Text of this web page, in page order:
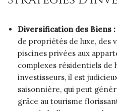
Diversification des Biens :
de propriétés de luxe, des
piscines privées aux
complexes résidentiels de
investisseurs, il est
saisonnière, qui peut
grâce au tourisme